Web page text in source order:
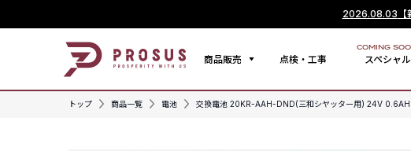
2026.08.03
商品販売 点検・工事 スペシャル
COMING
トップ 商品一覧 電池 交換電池 20KR-AAH-DND(三和シヤッター用) 24V 0.6AH